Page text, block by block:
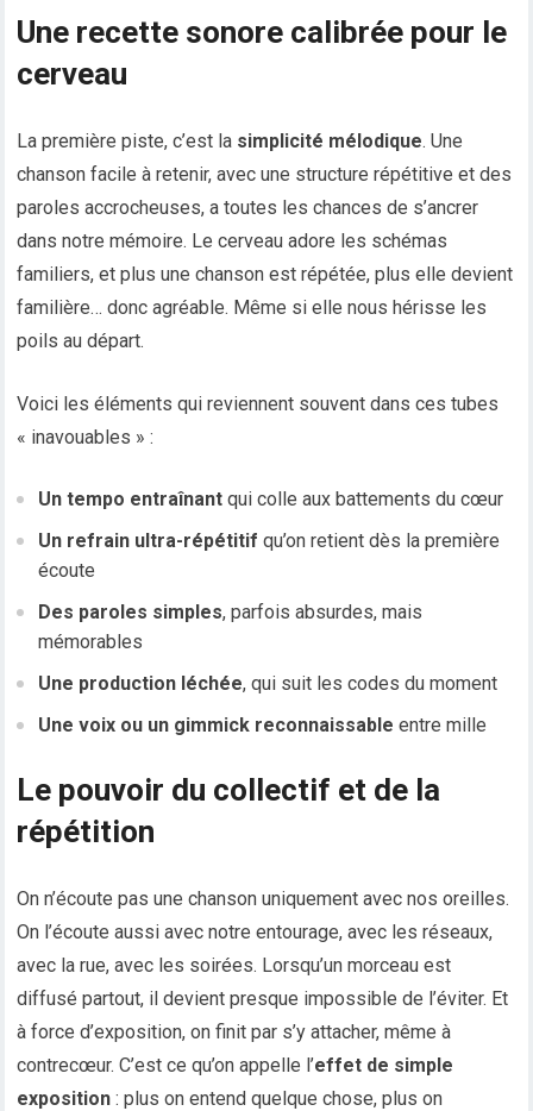
Une recette sonore calibrée pour le
cerveau
La première piste, c’est la simplicité mélodique. Une
chanson facile à retenir, avec une structure répétitive et des
paroles accrocheuses, a toutes les chances de s’ancrer
dans notre mémoire. Le cerveau adore les schémas
familiers, et plus une chanson est répétée, plus elle devient
familière… donc agréable. Même si elle nous hérisse les
poils au départ.
Voici les éléments qui reviennent souvent dans ces tubes
« inavouables » :
Un tempo entraînant qui colle aux battements du cœur
Un refrain ultra-répétitif qu’on retient dès la première
écoute
Des paroles simples, parfois absurdes, mais
mémorables
Une production léchée, qui suit les codes du moment
Une voix ou un gimmick reconnaissable entre mille
Le pouvoir du collectif et de la
répétition
On n’écoute pas une chanson uniquement avec nos oreilles.
On l’écoute aussi avec notre entourage, avec les réseaux,
avec la rue, avec les soirées. Lorsqu’un morceau est
diffusé partout, il devient presque impossible de l’éviter. Et
à force d’exposition, on finit par s’y attacher, même à
contrecœur. C’est ce qu’on appelle l’effet de simple
exposition : plus on entend quelque chose, plus on